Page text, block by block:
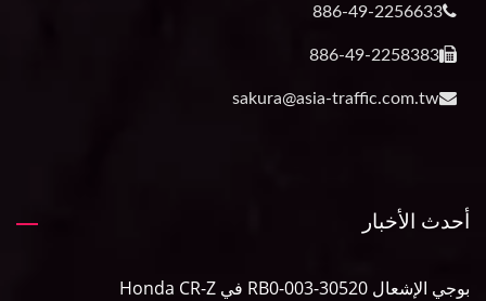
886-49-2256633
886-49-2258383
sakura@asia-traffic.com.tw
أحدث الأخبار
بوجي الإشعال 30520-RB0-003 في Honda CR-Z